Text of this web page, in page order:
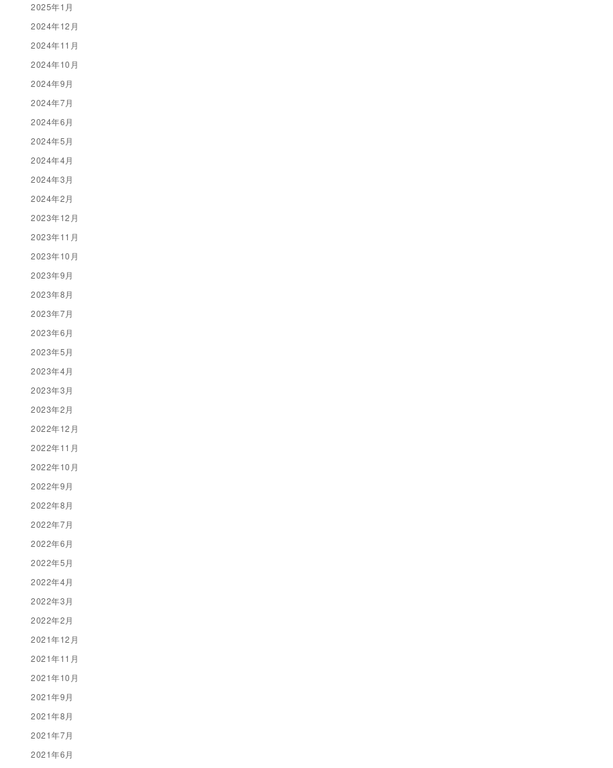
2025年1月
2024年12月
2024年11月
2024年10月
2024年9月
2024年7月
2024年6月
2024年5月
2024年4月
2024年3月
2024年2月
2023年12月
2023年11月
2023年10月
2023年9月
2023年8月
2023年7月
2023年6月
2023年5月
2023年4月
2023年3月
2023年2月
2022年12月
2022年11月
2022年10月
2022年9月
2022年8月
2022年7月
2022年6月
2022年5月
2022年4月
2022年3月
2022年2月
2021年12月
2021年11月
2021年10月
2021年9月
2021年8月
2021年7月
2021年6月